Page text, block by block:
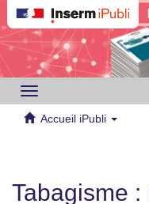
Toggle
navigation
Accueil iPubli
Tabagisme